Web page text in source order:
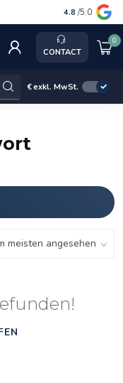
Service,
4.8 /5.0
CONTACT
0
€exkl. MwSt.